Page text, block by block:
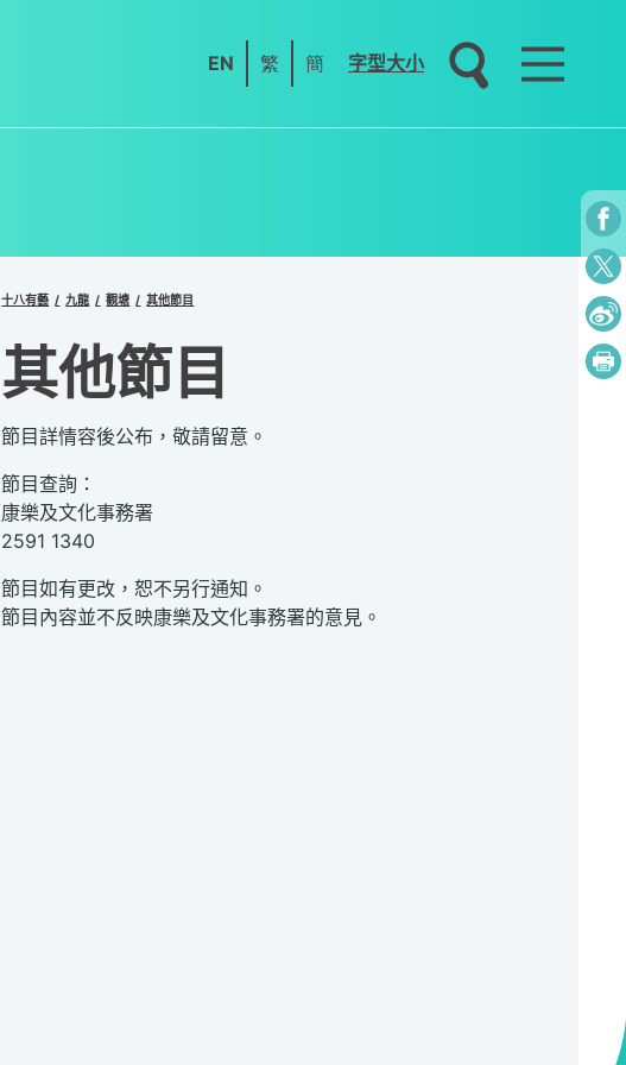
EN 繁 簡 字型大小
十八有藝 九龍 觀塘 其他節目
其他節目
節目詳情容後公布，敬請留意。
節目查詢：
康樂及文化事務署
2591 1340
節目如有更改，恕不另行通知。
節目內容並不反映康樂及文化事務署的意見。